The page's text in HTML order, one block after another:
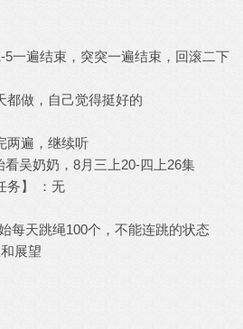
5一遍结束，突突一遍结束，回滚二下
都做，自己觉得挺好的
两遍，继续听
看吴奶奶，8月三上20-四上26集
务】 ：无
每天跳绳100个，不能连跳的状态
展望